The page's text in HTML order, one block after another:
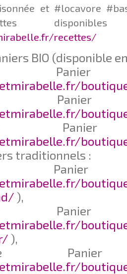
et #locavore
recettes/
BIO (disponible
traditionnels :
),
),